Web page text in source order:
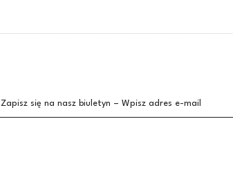
Zapisz się na nasz biuletyn – Wpisz adres e-mail